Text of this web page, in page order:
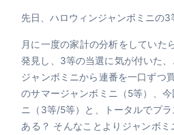
先日、ハロウィンジャンボミニの3
月に一度の家計の分析をしていた
発見し、3等の当選に気が付いた
ジャンボミニから連番を一口ずつ
のサマージャンボミニ（5等）、
ニ（3等/5等）と、トータルでプ
ある？ そんなことよりジャンボ